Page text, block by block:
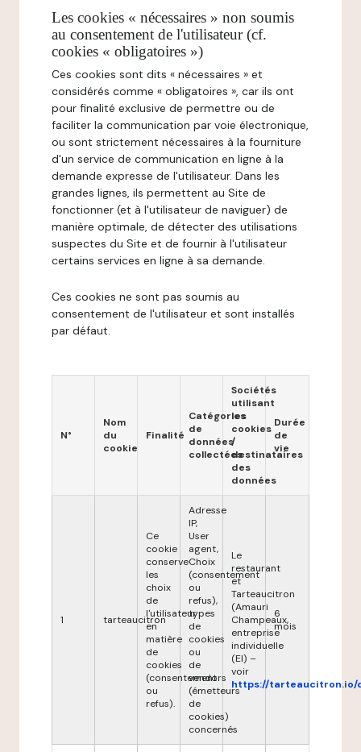
Les cookies « nécessaires » non soumis
au consentement de l'utilisateur (cf.
cookies « obligatoires »)
Ces cookies sont dits « nécessaires » et
considérés comme « obligatoires », car ils ont
pour finalité exclusive de permettre ou de
faciliter la communication par voie électronique,
ou sont strictement nécessaires à la fourniture
d'un service de communication en ligne à la
demande expresse de l'utilisateur. Dans les
grandes lignes, ils permettent au Site de
fonctionner (et à l'utilisateur de naviguer) de
manière optimale, de détecter des utilisations
suspectes du Site et de fournir à l'utilisateur
certains services en ligne à sa demande.
Ces cookies ne sont pas soumis au
consentement de l'utilisateur et sont installés
par défaut.
N°
Nom
du
cookie
Finalité
Catégories
de
données
collectées
Sociétés
utilisant
les
cookies
/
destinataires
des
données
Durée
de
vie
1 tarteaucitron
Ce
cookie
conserve
les
choix
de
l'utilisateur
en
matière
de
cookies
(consentement
ou
refus).
Adresse
IP,
User
agent,
Choix
(consentement
ou
refus),
types
de
cookies
ou
de
vendors
(émetteurs
de
cookies)
concernés
Le
restaurant
et
Tarteaucitron
(Amauri
Champeaux,
entreprise
individuelle
(EI) –
voir
https://tarteaucitron.io/
6
mois